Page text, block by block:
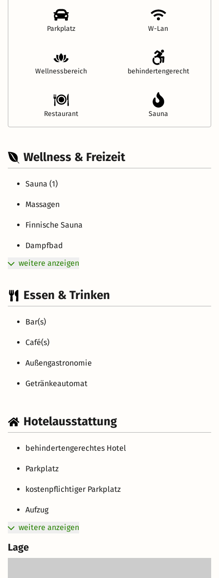
Parkplatz W-Lan
Wellnessbereich behindertengerecht
Restaurant Sauna
Wellness & Freizeit
Sauna (1)
Massagen
Finnische Sauna
Dampfbad
weitere anzeigen
Essen & Trinken
Bar(s)
Café(s)
Außengastronomie
Getränkeautomat
Hotelausstattung
behindertengerechtes Hotel
Parkplatz
kostenpflichtiger Parkplatz
Aufzug
weitere anzeigen
Lage